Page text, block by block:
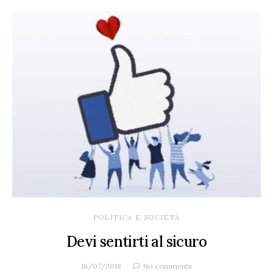
POLITICA E SOCIETÀ
Devi sentirti al sicuro
16/07/2018 No comments